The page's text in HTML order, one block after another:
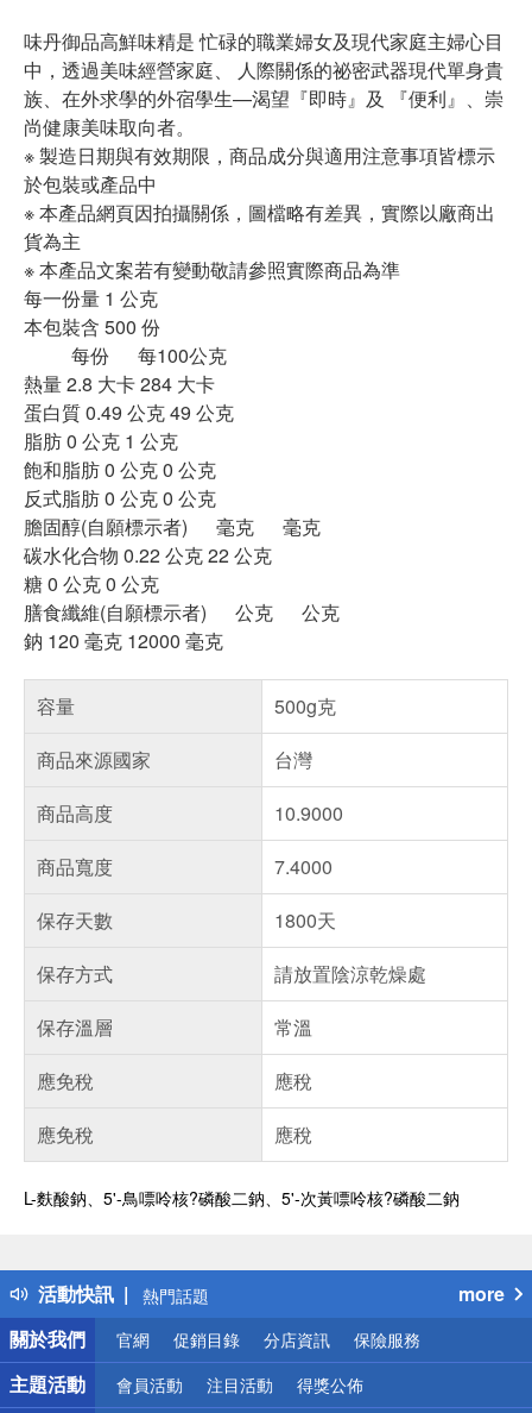
味丹御品高鮮味精是 忙碌的職業婦女及現代家庭主婦心目
中，透過美味經營家庭、 人際關係的祕密武器現代單身貴
族、在外求學的外宿學生—渴望『即時』及 『便利』、崇
尚健康美味取向者。
※ 製造日期與有效期限，商品成分與適用注意事項皆標示
於包裝或產品中
※ 本產品網頁因拍攝關係，圖檔略有差異，實際以廠商出
貨為主
※ 本產品文案若有變動敬請參照實際商品為準
每一份量 1 公克
本包裝含 500 份
每份 每100公克
熱量 2.8 大卡 284 大卡
蛋白質 0.49 公克 49 公克
脂肪 0 公克 1 公克
飽和脂肪 0 公克 0 公克
反式脂肪 0 公克 0 公克
膽固醇(自願標示者) 毫克 毫克
碳水化合物 0.22 公克 22 公克
糖 0 公克 0 公克
膳食纖維(自願標示者) 公克 公克
鈉 120 毫克 12000 毫克
容量
500g克
商品來源國家
台灣
商品高度
10.9000
商品寬度
7.4000
保存天數
1800天
保存方式
請放置陰涼乾燥處
保存溫層
常溫
應免稅
應稅
應免稅
應稅
L-麩酸鈉、5'-鳥嘌呤核?磷酸二鈉、5'-次黃嘌呤核?磷酸二鈉
活動快訊
得獎公告
熱門話題
銀行優惠
偏遠地區配送
詐騙網頁！請小心！
more
關於我們
官網 促銷目錄 分店資訊 保險服務
主題活動 會員活動 注目活動 得獎公佈